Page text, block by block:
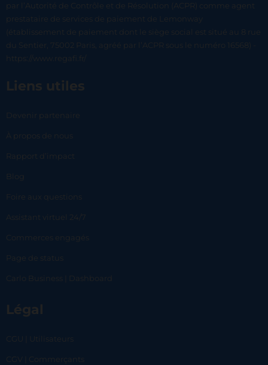
par l’Autorité de Contrôle et de Résolution (ACPR) comme agent
prestataire de services de paiement de Lemonway
(établissement de paiement dont le siège social est situé au 8 rue
du Sentier, 75002 Paris, agréé par l’ACPR sous le numéro 16568) -
https://www.regafi.fr/
Liens utiles
Devenir partenaire
À propos de nous
Rapport d’impact
Blog
Foire aux questions
Assistant virtuel 24/7
Commerces engagés
Page de status
Carlo Business | Dashboard
Légal
CGU | Utilisateurs
CGV | Commerçants